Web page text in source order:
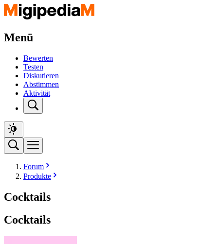
Menü
Bewerten
Testen
Diskutieren
Abstimmen
Aktivität
Forum
Produkte
Cocktails
Cocktails